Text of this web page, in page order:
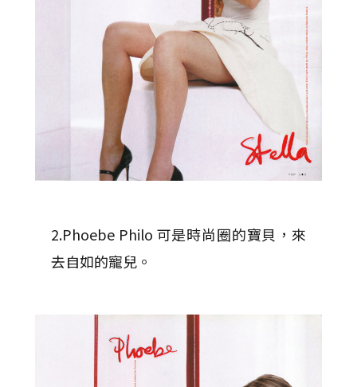
2.Phoebe Philo 可是時尚圈的寶貝，來
去自如的寵兒。